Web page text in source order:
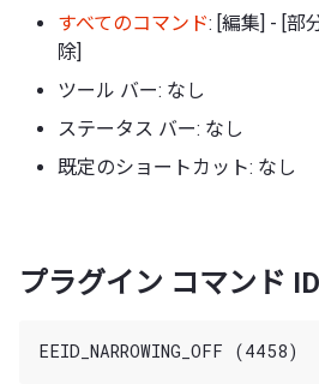
すべてのコマンド: [編集] - [部
除]
ツール バー: なし
ステータス バー: なし
既定のショートカット: なし
プラグイン コマンド ID